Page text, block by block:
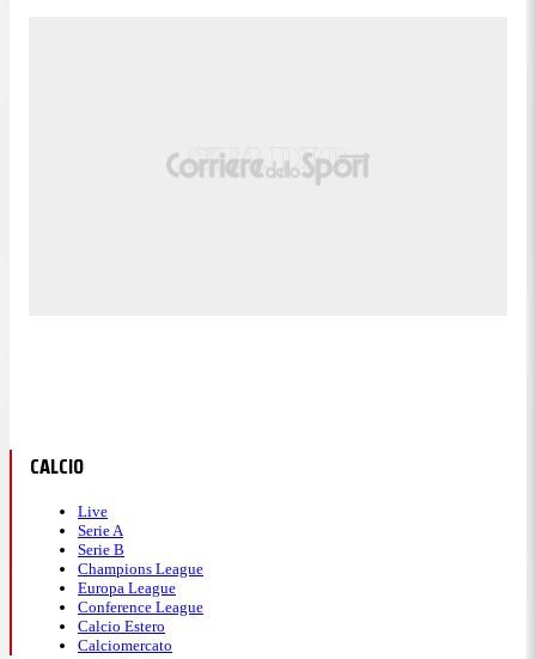
CALCIO
Live
Serie A
Serie B
Champions League
Europa League
Conference League
Calcio Estero
Calciomercato